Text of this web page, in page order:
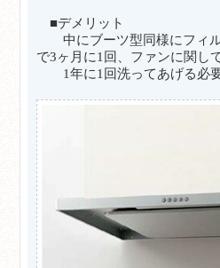
■デメリット
中にブーツ型同様にフィル
で3ヶ月に1回、ファンに関し
1年に1回洗ってあげる必